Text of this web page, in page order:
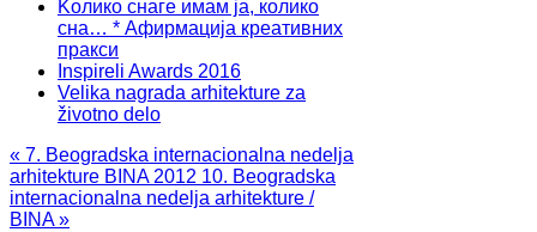
Kолико снаге имам ја, колико
сна… * Афирмација креативних
пракси
Inspireli Awards 2016
Velika nagrada arhitekture za
životno delo
« 7. Beogradska internacionalna nedelja
arhitekture BINA 2012 10. Beogradska
internacionalna nedelja arhitekture /
BINA »